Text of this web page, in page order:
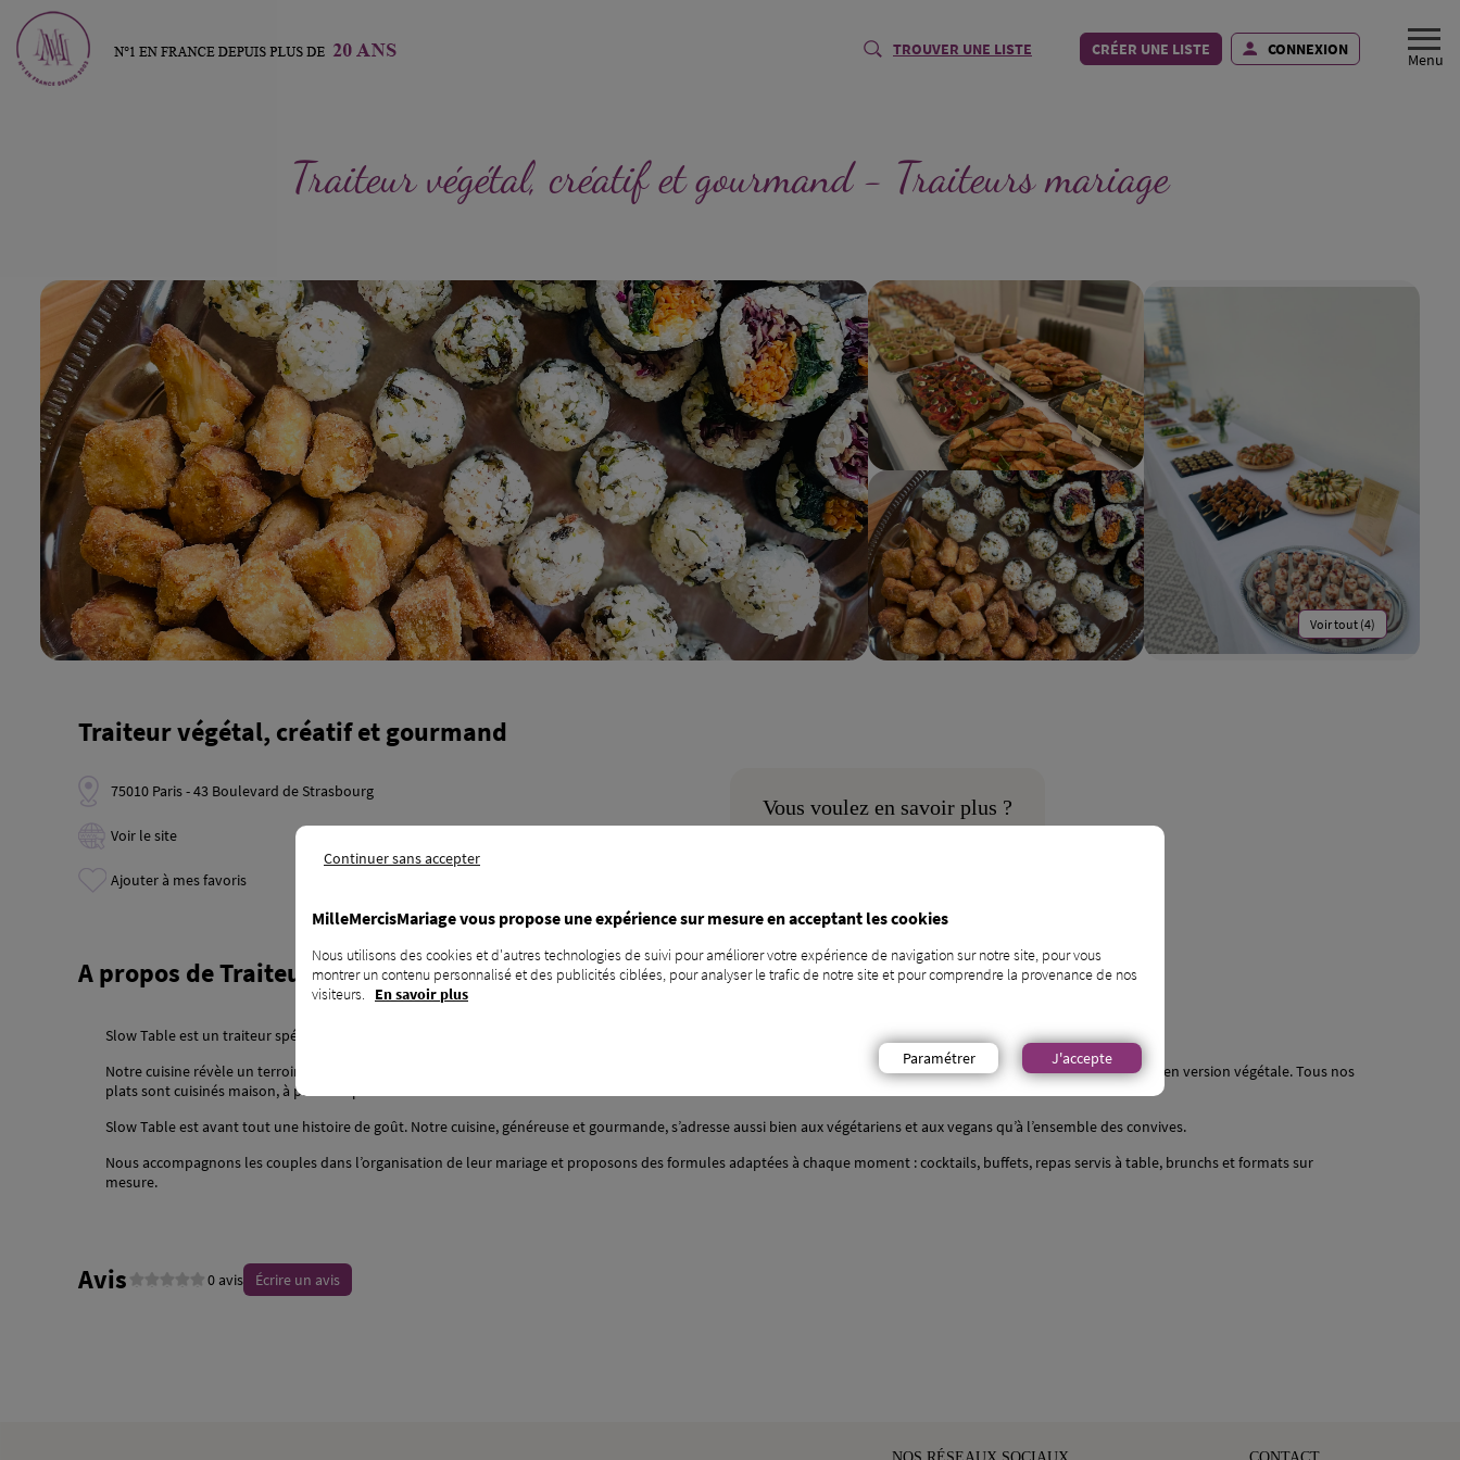
TROUVER UNE LISTE CRÉER UNE LISTE CONNEXION
Traiteur végétal, créatif et gourmand - Traiteurs mariage
Voir tout (4)
Traiteur végétal, créatif et gourmand
75010 Paris - 43 Boulevard de Strasbourg
Voir le site
Ajouter à mes favoris
Vous voulez en savoir plus ?
A propos de Traiteur végétal, créatif et gourmand
Slow Table est un traiteur spécialisé dans les mariages vegan, basé à Paris.
Notre cuisine révèle un terroir végétal à la fois étonnant et familier, mêlant saveurs nouvelles et grands classiques de la gastronomie française et asiatique, revisités en version végétale. Tous nos
plats sont cuisinés maison, à partir de produits de saison.
Slow Table est avant tout une histoire de goût. Notre cuisine, généreuse et gourmande, s’adresse aussi bien aux végétariens et aux vegans qu’à l’ensemble des convives.
Nous accompagnons les couples dans l’organisation de leur mariage et proposons des formules adaptées à chaque moment : cocktails, buffets, repas servis à table, brunchs et formats sur
mesure.
Avis 0 avis Écrire un avis
Continuer sans accepter
MilleMercisMariage vous propose une expérience sur mesure en acceptant les cookies
Nous utilisons des cookies et d'autres technologies de suivi pour améliorer votre expérience de navigation sur notre site, pour vous
montrer un contenu personnalisé et des publicités ciblées, pour analyser le trafic de notre site et pour comprendre la provenance de nos
visiteurs. En savoir plus
Paramétrer J'accepte